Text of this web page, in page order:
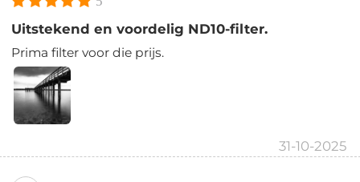
Uitstekend en voordelig ND10-filter.
Prima filter voor die prijs.
31-10-2025